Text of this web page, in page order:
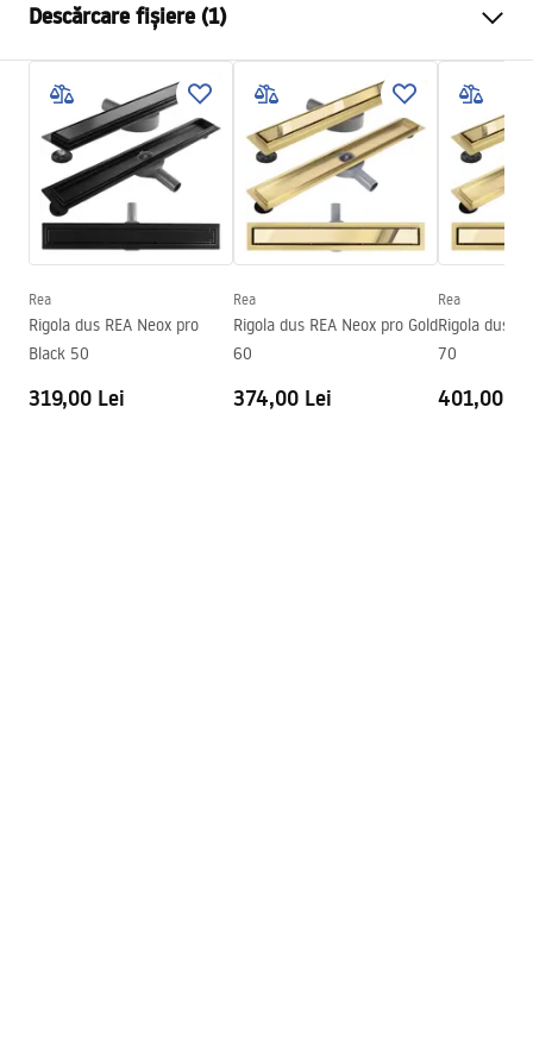
Tip sifon
Lungimea scurgerii (cm)
50
Material de scurgere
Oțel inoxidabil AISI 304
Culoare
Negru
Tip acoperire
Unilateral pentru lipirea placii
Capacitate
0,45 l/s
Acoperire
Nano Flex
Garantie
120 de luni pentru structura
de oțel, 24 de luni pentru alte
Descărcare fișiere (1)
Instrucțiuni de asamblare
LINEAR-3.pdf
Rea
Rigola dus REA Neox pro
Black 50
319,00 Lei
Rea
Rigola dus REA Neox pro Gold
60
374,00 Lei
Rea
Rigola dus
70
401,00